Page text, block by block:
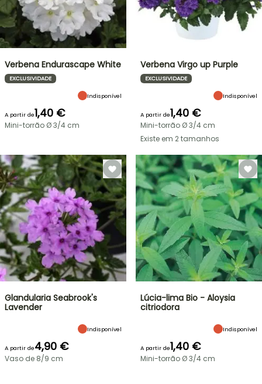
Verbena Endurascape White
EXCLUSIVIDADE
Indisponível
A partir de1,40 €
Mini-torrão Ø 3/4 cm
Verbena Virgo up Purple
EXCLUSIVIDADE
Indisponível
A partir de1,40 €
Mini-torrão Ø 3/4 cm
Existe em 2 tamanhos
Glandularia Seabrook's
Lavender
Indisponível
A partir de4,90 €
Vaso de 8/9 cm
Lúcia-lima Bio - Aloysia
citriodora
Indisponível
A partir de1,40 €
Mini-torrão Ø 3/4 cm